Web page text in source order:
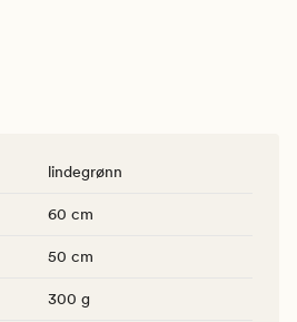
lindegrønn
60 cm
50 cm
300 g